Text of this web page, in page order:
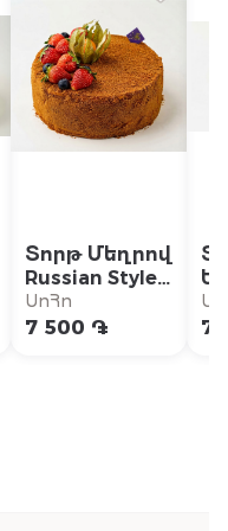
Տորթ Մեղրով
Russian Style
փոքր
ՍոՀո
7 500 ֏ 7